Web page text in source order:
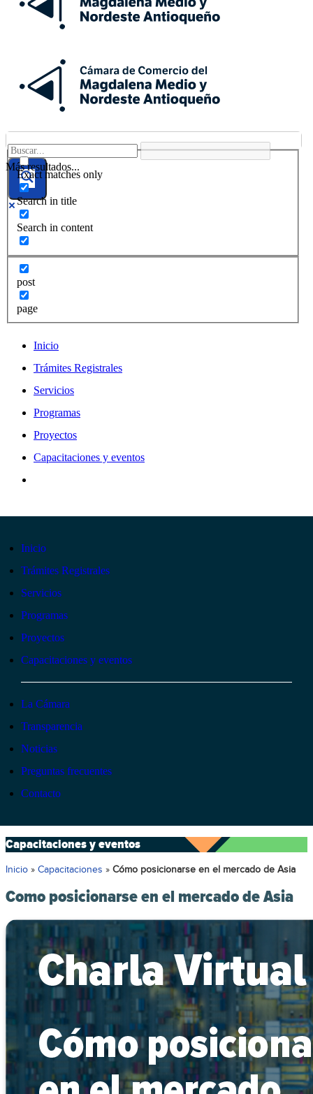
Más resultados...
Exact matches only
Search in title
Search in content
post
page
Inicio
Trámites Registrales
Servicios
Programas
Proyectos
Capacitaciones y eventos
Inicio
Trámites Registrales
Servicios
Programas
Proyectos
Capacitaciones y eventos
La Cámara
Transparencia
Noticias
Preguntas frecuentes
Contacto
Capacitaciones y eventos
Inicio » Capacitaciones » Cómo posicionarse en el mercado de Asia
Como posicionarse en el mercado de Asia